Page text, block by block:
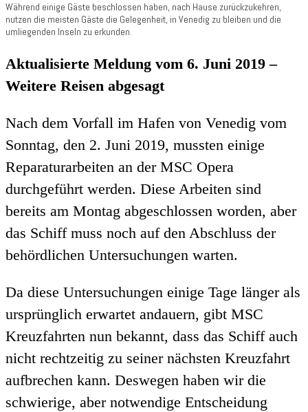
Während einige Gäste beschlossen haben, nach Hause zurückzukehren,
nutzen die meisten Gäste die Gelegenheit, in Venedig zu bleiben und die
umliegenden Inseln zu erkunden.
Aktualisierte Meldung vom 6. Juni 2019 –
Weitere Reisen abgesagt
Nach dem Vorfall im Hafen von Venedig vom
Sonntag, den 2. Juni 2019, mussten einige
Reparaturarbeiten an der MSC Opera
durchgeführt werden. Diese Arbeiten sind
bereits am Montag abgeschlossen worden, aber
das Schiff muss noch auf den Abschluss der
behördlichen Untersuchungen warten.
Da diese Untersuchungen einige Tage länger als
ursprünglich erwartet andauern, gibt MSC
Kreuzfahrten nun bekannt, dass das Schiff auch
nicht rechtzeitig zu seiner nächsten Kreuzfahrt
aufbrechen kann. Deswegen haben wir die
schwierige, aber notwendige Entscheidung